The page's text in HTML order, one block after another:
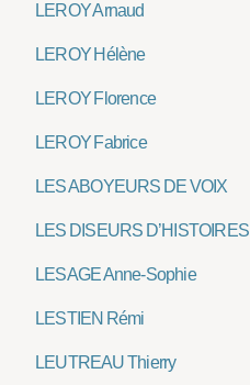
LEROY Arnaud
LEROY Hélène
LEROY Florence
LEROY Fabrice
LES ABOYEURS DE VOIX
LES DISEURS D’HISTOIRES
LESAGE Anne-Sophie
LESTIEN Rémi
LEUTREAU Thierry